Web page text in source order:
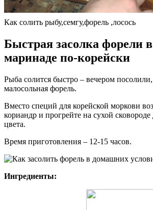
Как солить рыбу,семгу,форель ,лосось
Быстрая засолка форели
маринаде по-корейски
Рыба солится быстро – вечером посолили,
малосольная форель.
Вместо специй для корейской моркови
кориандр и прогрейте на сухой сковороде
цвета.
Время приготовления – 12-15 часов.
Ингредиенты: